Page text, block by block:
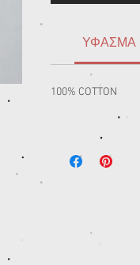
ΥΦΑΣΜΑ
100% COTTON